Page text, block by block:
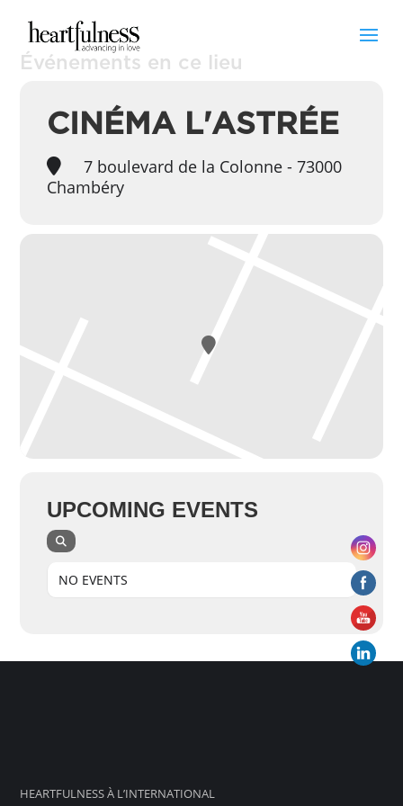
Événements en ce lieu
CINÉMA L'ASTRÉE
7 boulevard de la Colonne - 73000
Chambéry
UPCOMING EVENTS
NO EVENTS
HEARTFULNESS À L’INTERNATIONAL